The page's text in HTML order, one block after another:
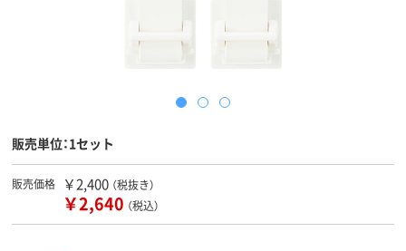
販売単位：1セット
販売価格 ￥2,400 （税抜き）
￥2,640 （税込）